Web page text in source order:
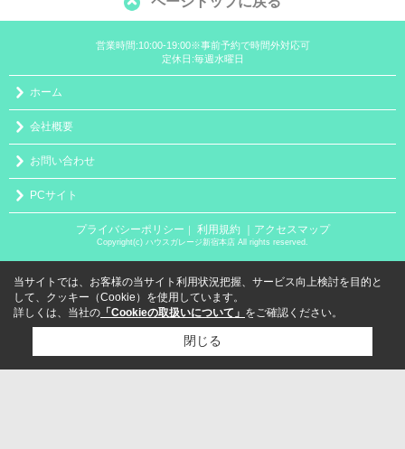
営業時間:10:00-19:00※事前予約で時間外対応可
定休日:毎週水曜日
ホーム
会社概要
お問い合わせ
PCサイト
プライバシーポリシー 利用規約 ｜アクセスマップ
Copyright(c) ハウスガレージ新宿本店 All rights reserved.
当サイトでは、お客様の当サイト利用状況把握、サービス向上検討を目的と
して、クッキー（Cookie）を使用しています。
詳しくは、当社の 「Cookieの取扱いについて」 をご確認ください。
閉じる